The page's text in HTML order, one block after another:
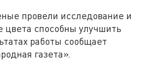
провели исследование и
цвета способны улучшить
работы сообщает
газета».